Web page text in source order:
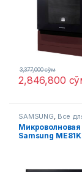
2,846,800
3,377,000сўм
SAMSUNG Все
Микроволновые
Микроволновая
Samsung